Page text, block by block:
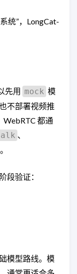
统”，LongCat-
先用 mock 模
不部署视频推
都通
、
段验证：
模型路线。模